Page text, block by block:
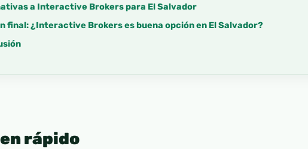
a Interactive Brokers para El Salvador
final: ¿Interactive Brokers es buena opción en El Salvador?
rápido